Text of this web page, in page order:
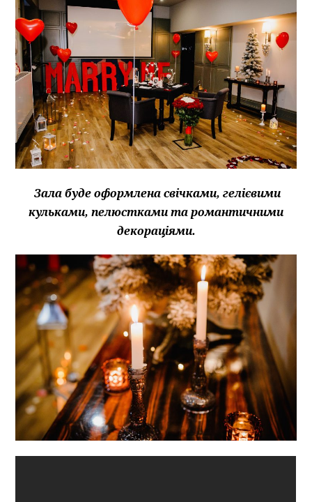
Зала буде оформлена свічками, гелієвими
кульками, пелюстками та романтичними
декораціями.